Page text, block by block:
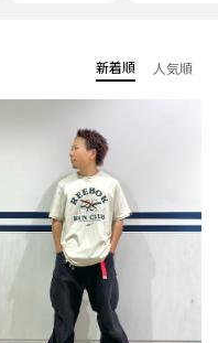
新着順 人気順